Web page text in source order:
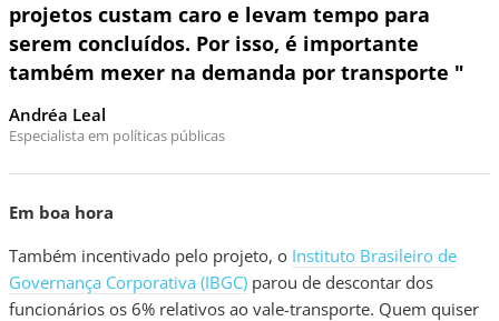
projetos custam caro e levam tempo para
serem concluídos. Por isso, é importante
também mexer na demanda por transporte "
Andréa Leal
Especialista em políticas públicas
Em boa hora
Também incentivado pelo projeto, o Instituto Brasileiro de
Governança Corporativa (IBGC) parou de descontar dos
funcionários os 6% relativos ao vale-transporte. Quem quiser